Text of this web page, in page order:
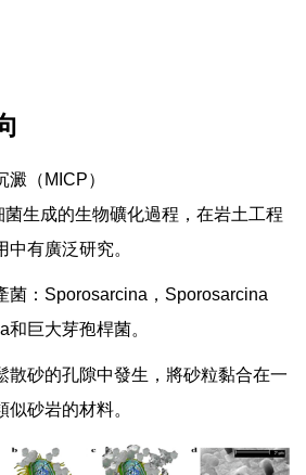
（MICP）
菌生成的生物礦化過程，在岩土工程
中有廣泛研究。
菌：Sporosarcina，Sporosarcina
和巨大芽孢桿菌。
散砂的孔隙中發生，將砂粒黏合在一
似砂岩的材料。